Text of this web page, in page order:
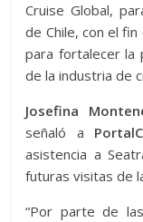
Cruise Global,
de Chile, con el
para fortalecer la
de la industria de
Josefina
señaló a
asistencia a
futuras visitas de
“Por parte de